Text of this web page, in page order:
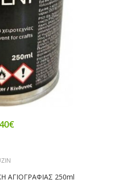
ΑΓΙΟΓΡΑΦΙΑΣ 250ml